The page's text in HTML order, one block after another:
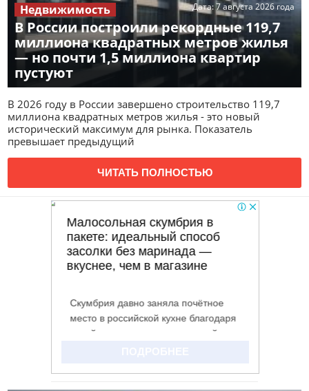
В России построили рекордные 119,7
миллиона квадратных метров жилья
— но почти 1,5 миллиона квартир
пустуют
Дата:7 августа 2026 года
Недвижимость
В 2026 году в России завершено строительство 119,7
миллиона квадратных метров жилья - это новый
исторический максимум для рынка. Показатель
превышает предыдущий
ЧИТАТЬ ПОЛНОСТЬЮ